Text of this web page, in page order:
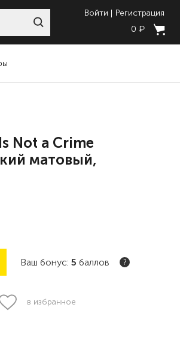
Войти
Регистрация
0 ₽
Not a Crime
матовый,
Ваш бонус: 5 баллов ?
в избранное